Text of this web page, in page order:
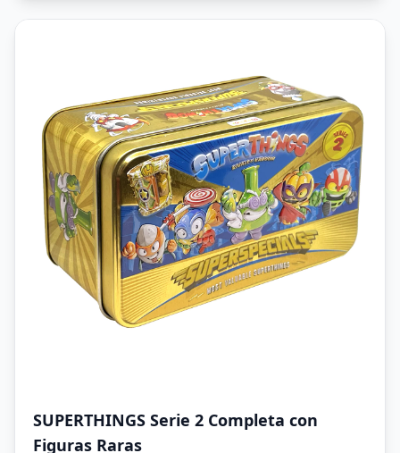
SUPERTHINGS Serie 2 Completa con
Figuras Raras